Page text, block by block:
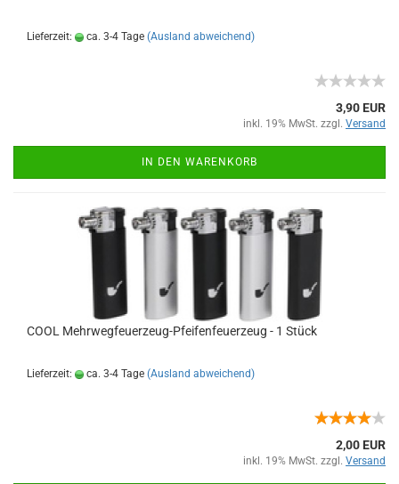
Lieferzeit: ca. 3-4 Tage (Ausland abweichend)
3,90 EUR
inkl. 19% MwSt. zzgl. Versand
IN DEN WARENKORB
COOL Mehrwegfeuerzeug-Pfeifenfeuerzeug - 1 Stück
Lieferzeit: ca. 3-4 Tage (Ausland abweichend)
2,00 EUR
inkl. 19% MwSt. zzgl. Versand